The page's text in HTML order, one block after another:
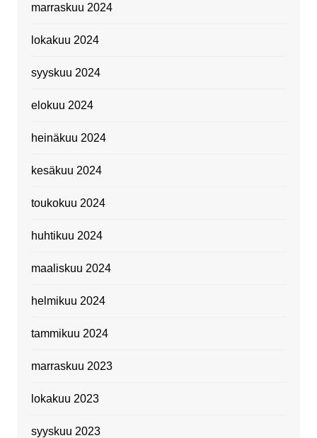
marraskuu 2024
lokakuu 2024
syyskuu 2024
elokuu 2024
heinäkuu 2024
kesäkuu 2024
toukokuu 2024
huhtikuu 2024
maaliskuu 2024
helmikuu 2024
tammikuu 2024
marraskuu 2023
lokakuu 2023
syyskuu 2023